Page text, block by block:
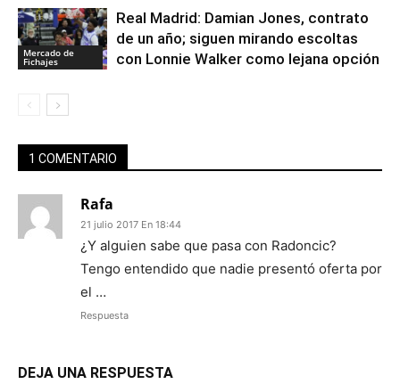
Mercado de
Fichajes
Real Madrid: Damian Jones, contrato
de un año; siguen mirando escoltas
con Lonnie Walker como lejana opción
1 COMENTARIO
Rafa
21 julio 2017 En 18:44
¿Y alguien sabe que pasa con Radoncic?
Tengo entendido que nadie presentó oferta por
el …
Respuesta
DEJA UNA RESPUESTA